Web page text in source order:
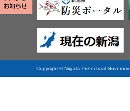
Copyright © Niigata Prefectural